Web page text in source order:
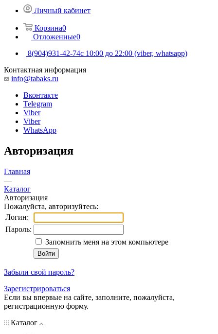
Личный кабинет
Корзина0
Отложенные0
8(904)931-42-74с 10:00 до 22:00 (viber, whatsapp)
Контактная информация
info@tabaks.ru
Вконтакте
Telegram
Viber
Viber
WhatsApp
Авторизация
Главная
—
Каталог
Авторизация
Пожалуйста, авторизуйтесь:
Логин:
Пароль:
Запомнить меня на этом компьютере
Забыли свой пароль?
Зарегистрироваться
Если вы впервые на сайте, заполните, пожалуйста,
регистрационную форму.
Каталог